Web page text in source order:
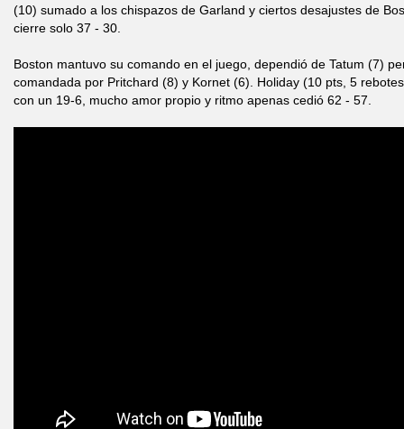
(10) sumado a los chispazos de Garland y ciertos desajustes de
cierre solo 37 - 30.
Boston mantuvo su comando en el juego, dependió de Tatum (7)
comandada por Pritchard (8) y Kornet (6). Holiday (10 pts, 5
con un 19-6, mucho amor propio y ritmo apenas cedió 62 - 57.